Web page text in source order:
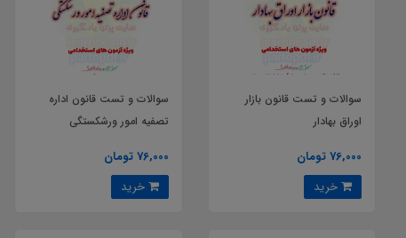
سوالات و تست قانون بازار
اوراق بهادار
76,000 تومان
سوالات و تست قانون اداره
تصفیه امور ورشکستگی
76,000 تومان
خرید